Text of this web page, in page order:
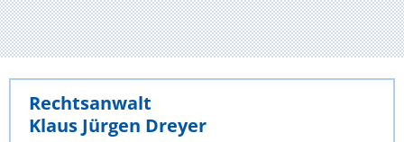
Rechtsanwalt
Klaus Jürgen Dreyer